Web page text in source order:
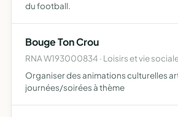
du football.
Bouge Ton Crou
RNA W193000834 · Loisirs et vie
Organiser des animations culturelles
journées/soirées à thème